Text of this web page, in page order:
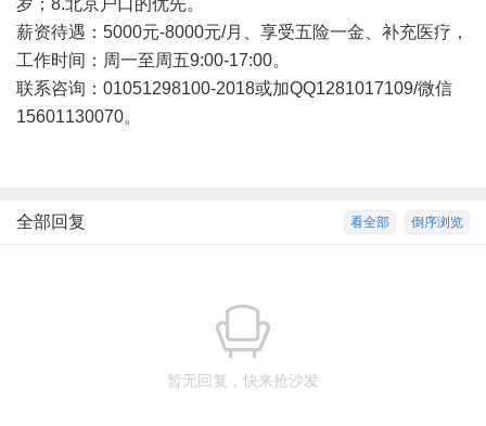
岁；8.北京户口的优先。
薪资待遇：5000元-8000元/月、享受五险一金、补充医疗，
工作时间：周一至周五9:00-17:00。
联系咨询：01051298100-2018或加QQ1281017109/微信
15601130070。
倒序浏览
看全部
全部回复
暂无回复，快来抢沙发